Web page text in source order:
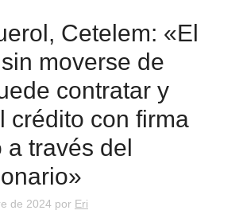
Cetelem: «El
moverse de
contratar y
crédito con firma
a través del
de 2024 por Eri